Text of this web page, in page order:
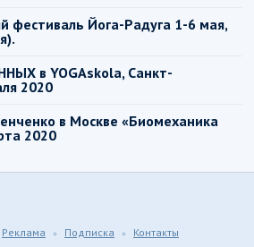
фестиваль Йога-Радуга 1-6 мая,
в YOGAskola, Санкт-
2020
в Москве «Биомеханика
2020
Реклама Подписка
Контакты